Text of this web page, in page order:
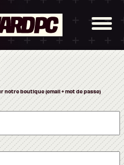
boutique (email + mot de passe)